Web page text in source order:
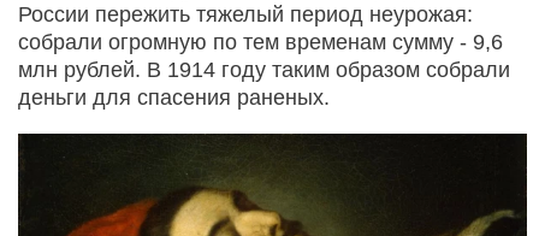
России пережить тяжелый период неурожая:
собрали огромную по тем временам сумму - 9,6
млн рублей. В 1914 году таким образом собрали
деньги для спасения раненых.